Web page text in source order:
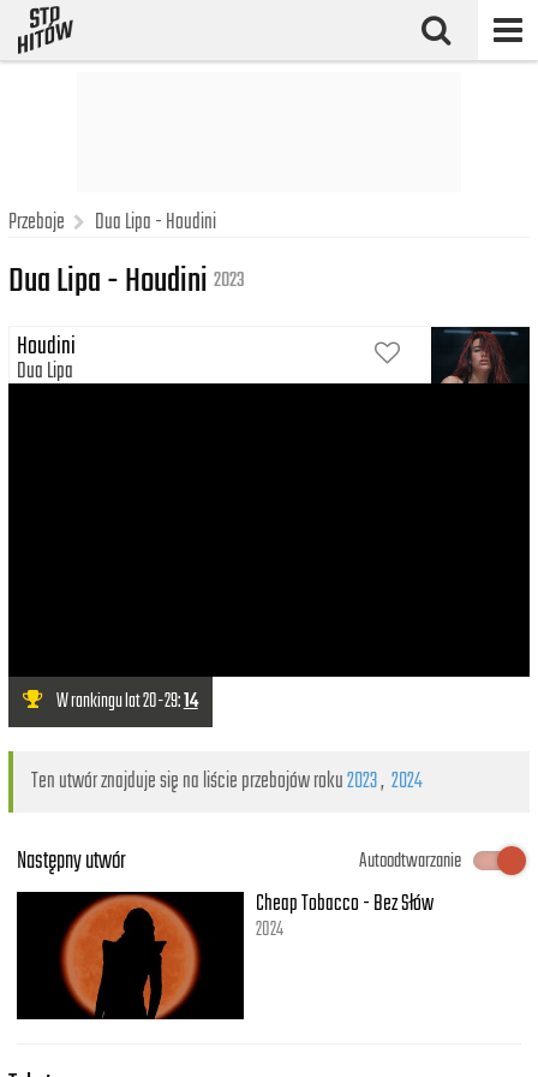
Przeboje Dua Lipa - Houdini
Dua Lipa - Houdini 2023
Houdini
Dua Lipa
W rankingu lat 20-29:14
Ten utwór znajduje się na liście przebojów roku2023, 2024
Następny utwór
Autoodtwarzanie
Cheap Tobacco - Bez Słów
2024